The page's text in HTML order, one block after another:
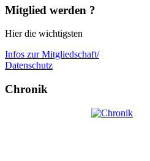
Mitglied werden ?
Hier die wichtigsten
Infos zur Mitgliedschaft/
Datenschutz
Chronik